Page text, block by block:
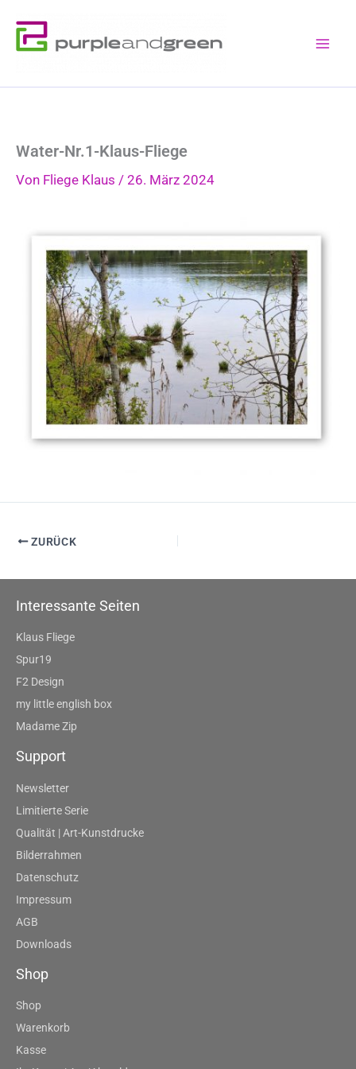
Inhalt
springen
Water-Nr.1-Klaus-Fliege
Von Fliege Klaus / 26. März 2024
ZURÜCK
Interessante Seiten
Klaus Fliege
Spur19
F2 Design
my little english box
Madame Zip
Support
Newsletter
Limitierte Serie
Qualität | Art-Kunstdrucke
Bilderrahmen
Datenschutz
Impressum
AGB
Downloads
Shop
Shop
Warenkorb
Kasse